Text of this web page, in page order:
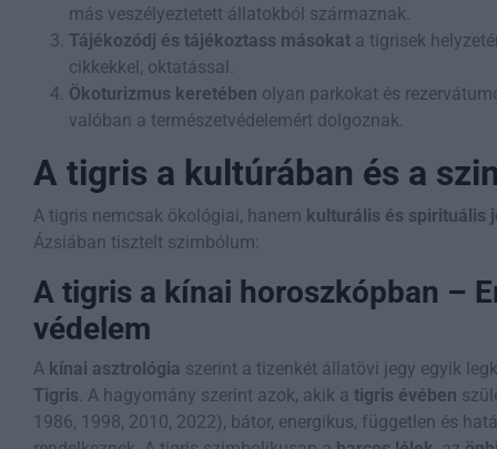
más veszélyeztetett állatokból származnak.
Tájékozódj és tájékoztass másokat a tigrisek
cikkekkel, oktatással.
Ökoturizmus keretében olyan parkokat és
valóban a természetvédelemért dolgoznak.
A tigris a kultúrában és a
A tigris nemcsak ökológiai, hanem kulturális és spirituális
Ázsiában tisztelt szimbólum:
A tigris a kínai horoszkópban –
védelem
A kínai asztrológia szerint a tizenkét állatövi jegy egyik
Tigris. A hagyomány szerint azok, akik a tigris évében
1986, 1998, 2010, 2022), bátor, energikus, független és